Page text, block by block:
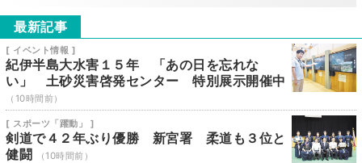
最新記事
[ イベント情報 ]
紀伊半島大水害１５年 「あの日を忘れな
い」 土砂災害啓発センター 特別展示開催中
（10時間前）
[ スポーツ「躍動」 ]
剣道で４２年ぶり優勝 新宮署 柔道も３位と
健闘
（10時間前）